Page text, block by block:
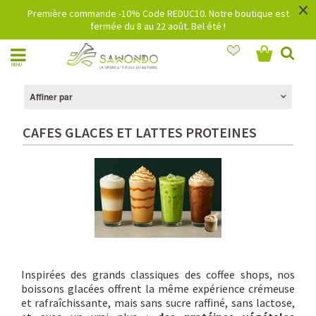
Première commande -10% Code REDUC10. Notre boutique est
fermée du 8 au 22 août. Bel été !
×
MENU
Affiner par
CAFES GLACES ET LATTES PROTEINES
Inspirées des grands classiques des coffee shops, nos
boissons glacées offrent la même expérience crémeuse
et rafraîchissante, mais sans sucre raffiné, sans lactose,